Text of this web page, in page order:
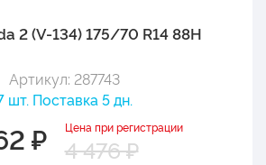
2 (V-134) 175/70 R14 88H
Артикул: 287743
шт. Поставка 5 дн.
₽ Цена при регистрации
4 476 ₽